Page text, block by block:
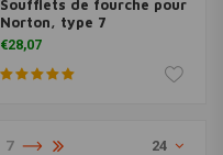
Soufflets de fourche pour
Norton, type 7
€28,07
7 24